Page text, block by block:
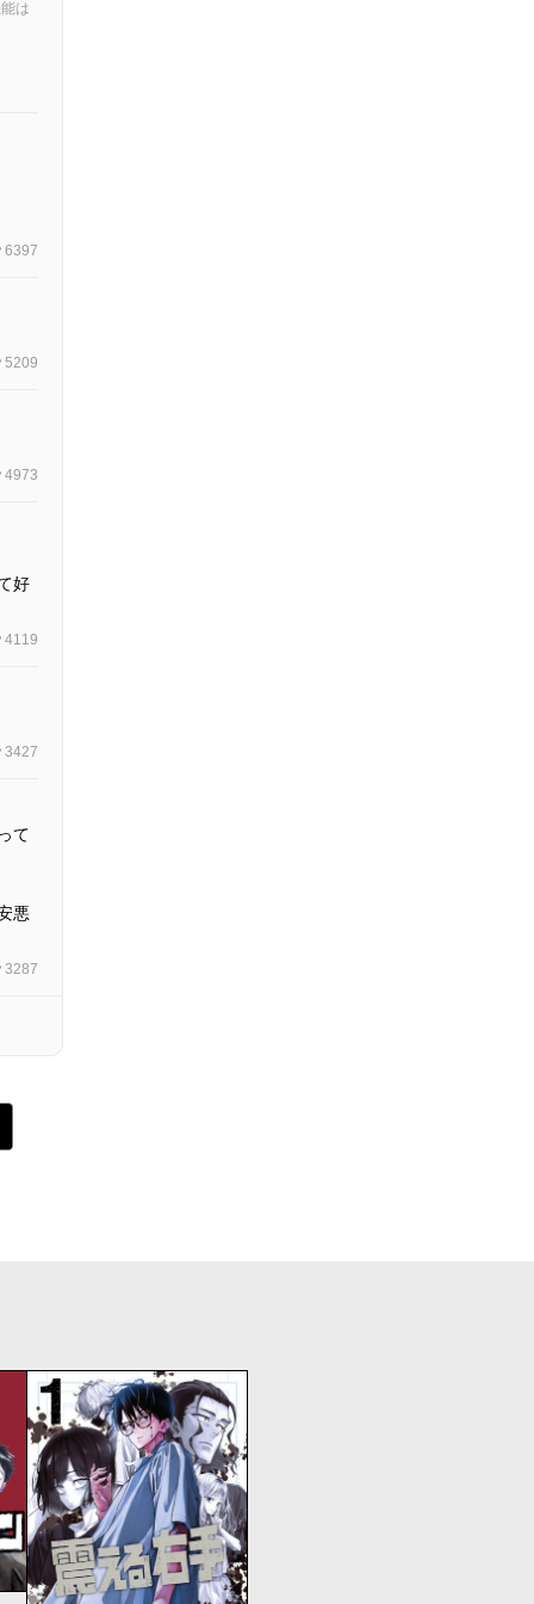
は
6397
5209
4973
好
4119
3427
て
悪
3287